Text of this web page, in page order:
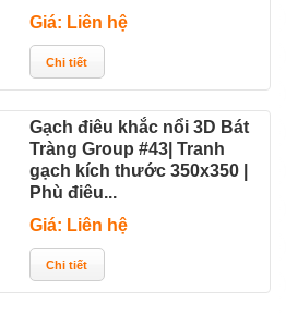
Giá: Liên hệ
Gạch điêu khắc nổi 3D Bát
Tràng Group #43| Tranh
gạch kích thước 350x350 |
Phù điêu...
Giá: Liên hệ